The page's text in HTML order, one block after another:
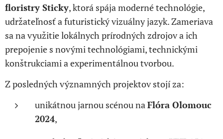
floristry Sticky, ktorá spája moderné technológie,
udržateľnosť a futuristický vizuálny jazyk. Zameriava
sa na využitie lokálnych prírodných zdrojov a ich
prepojenie s novými technológiami, technickými
konštrukciami a experimentálnou tvorbou.
Z posledných významných projektov stojí za:
unikátnou jarnou scénou naFlóra Olomouc
2024,